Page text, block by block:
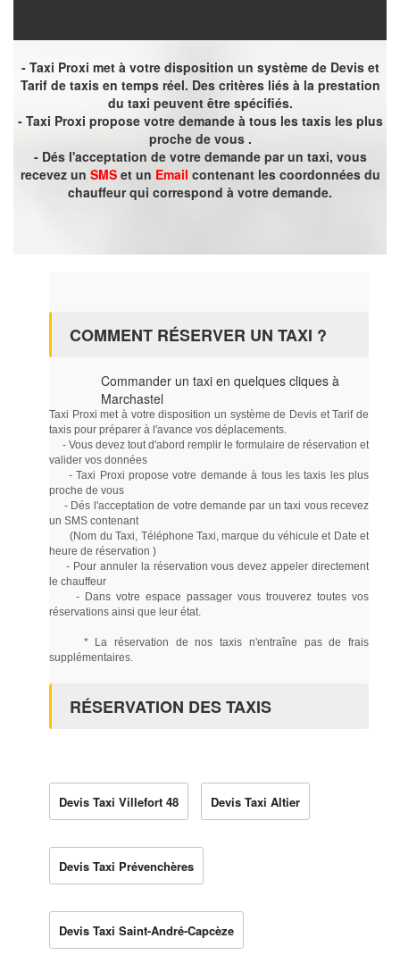
- Taxi Proxi met à votre disposition un système de Devis et
Tarif de taxis en temps réel. Des critères liés à la prestation
du taxi peuvent être spécifiés.
- Taxi Proxi propose votre demande à tous les taxis les plus
proche de vous .
- Dés l'acceptation de votre demande par un taxi, vous
recevez un SMSet un Email contenant les coordonnées du
chauffeur qui correspond à votre demande.
COMMENT RÉSERVER UN TAXI ?
Commander un taxi en quelques cliques à
Marchastel
Taxi Proxi met à votre disposition un système de Devis et Tarif de
taxis pour préparer à l'avance vos déplacements.
- Vous devez tout d'abord remplir le formulaire de réservation et
valider vos données
- Taxi Proxi propose votre demande à tous les taxis les plus
proche de vous
- Dés l'acceptation de votre demande par un taxi vous recevez
un SMS contenant
(Nom du Taxi, Téléphone Taxi, marque du véhicule et Date et
heure de réservation )
- Pour annuler la réservation vous devez appeler directement
le chauffeur
- Dans votre espace passager vous trouverez toutes vos
réservations ainsi que leur état.
* La réservation de nos taxis n'entraîne pas de frais
supplémentaires.
RÉSERVATION DES TAXIS
Devis Taxi Villefort 48 Devis Taxi Altier
Devis Taxi Prévenchères
Devis Taxi Saint-André-Capcèze